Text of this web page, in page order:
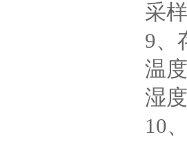
采样
9、
温度
湿度
10、